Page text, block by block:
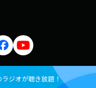
ジオが聴き放題！